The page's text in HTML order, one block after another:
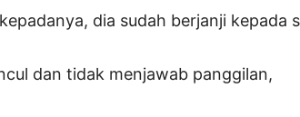
dia sudah berjanji kepada
dan tidak menjawab panggilan,